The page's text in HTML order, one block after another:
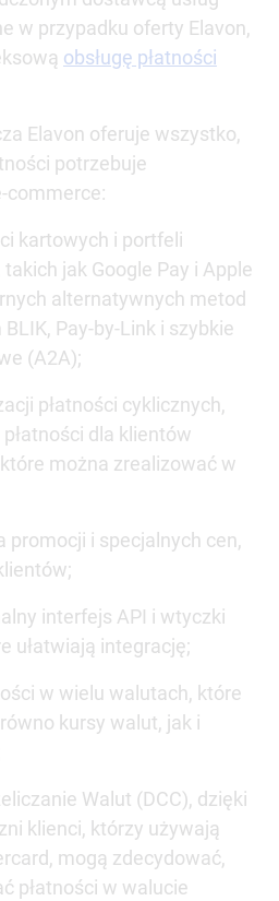
w przypadku oferty Elavon,
obsługę płatności
Elavon oferuje wszystko,
potrzebuje
commerce:
kartowych i portfeli
jak Google Pay i Apple
alternatywnych metod
Pay-by-Link i szybkie
(A2A);
płatności cyklicznych,
dla klientów
można zrealizować w
promocji i specjalnych cen,
interfejs API i wtyczki
ułatwiają integrację;
w wielu walutach, które
kursy walut, jak i
Walut (DCC), dzięki
klienci, którzy używają
mogą zdecydować,
płatności w walucie